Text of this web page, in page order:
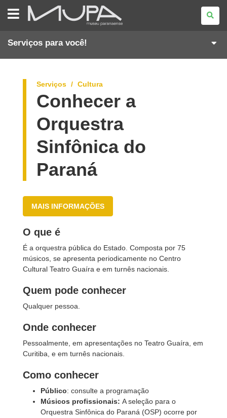
MUSEU
PARANAENSE
Serviços para você!
Serviços Cultura
Conhecer a
Orquestra
Sinfônica do
Paraná
MAIS INFORMAÇÕES
O que é
É a orquestra pública do Estado. Composta por 75
músicos, se apresenta periodicamente no Centro
Cultural Teatro Guaíra e em turnês nacionais.
Quem pode conhecer
Qualquer pessoa.
Onde conhecer
Pessoalmente, em apresentações no Teatro Guaíra, em
Curitiba, e em turnês nacionais.
Como conhecer
Público: consulte a programação
Músicos profissionais: A seleção para o
Orquestra Sinfônica do Paraná (OSP) ocorre por